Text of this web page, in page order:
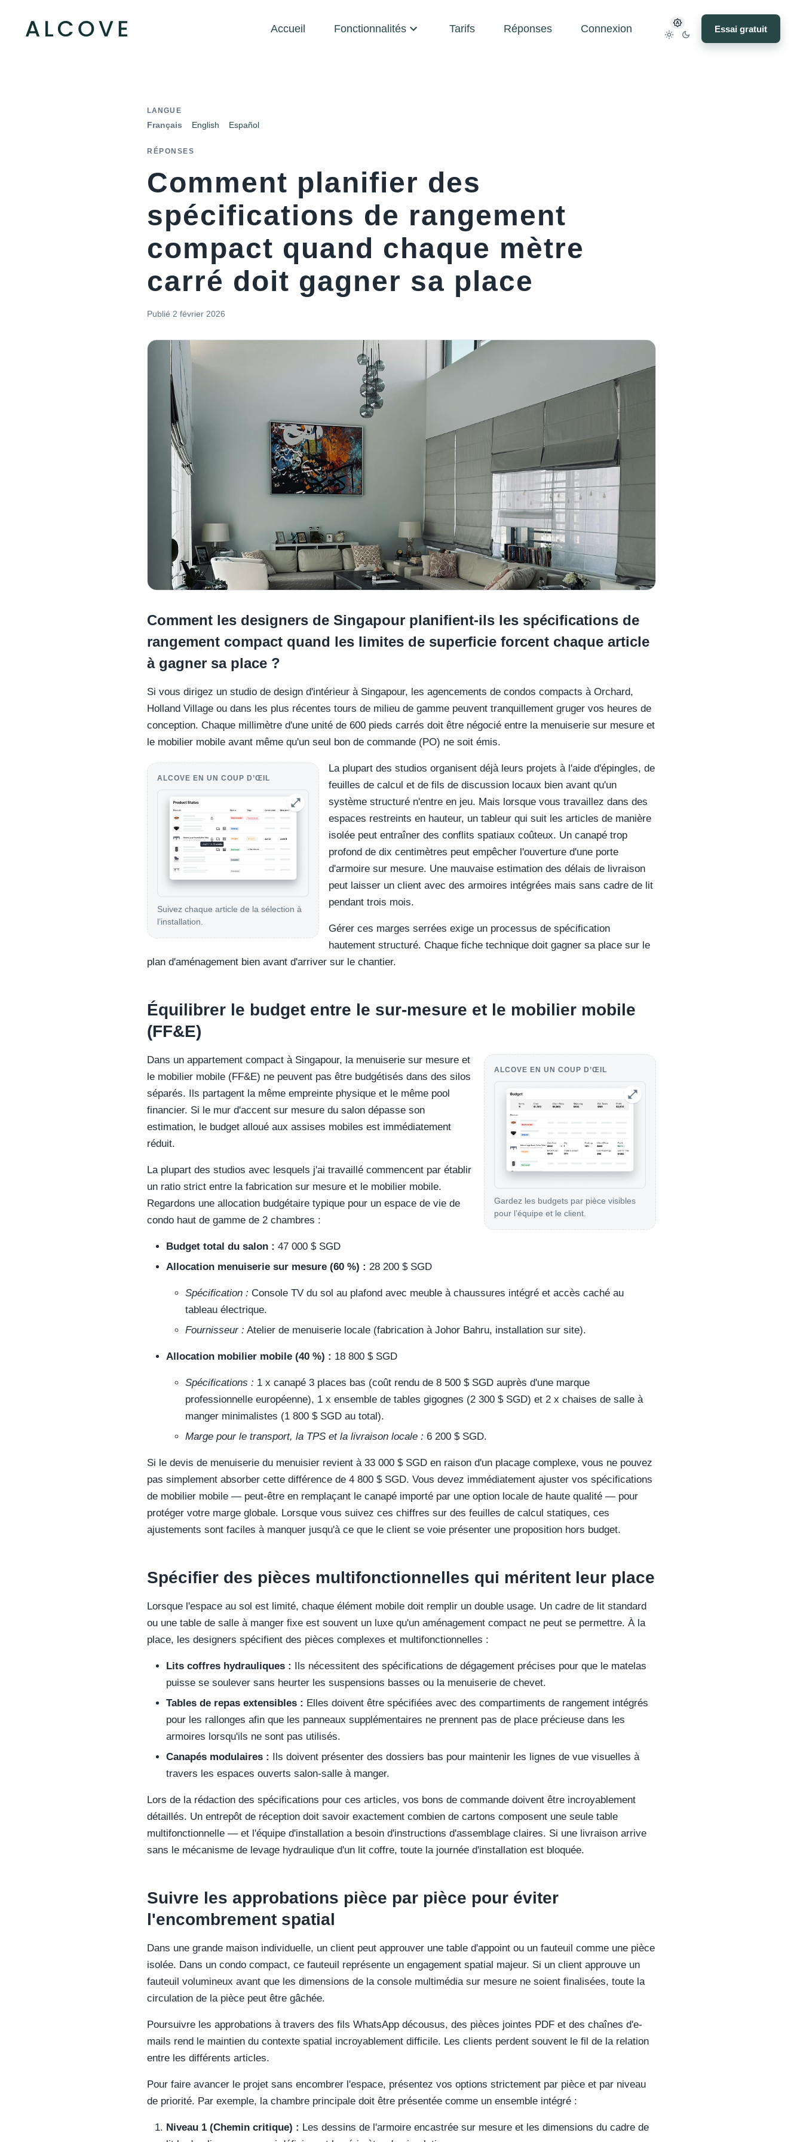
Accueil Fonctionnalités Tarifs Réponses Connexion Essai gratuit
LANGUE
Français English Español
RÉPONSES
Comment planifier des
spécifications de rangement
compact quand chaque mètre
carré doit gagner sa place
Publié 2 février 2026
Comment les designers de Singapour planifient-ils les spécifications de
rangement compact quand les limites de superficie forcent chaque article
à gagner sa place ?
Si vous dirigez un studio de design d'intérieur à Singapour, les agencements de condos compacts à Orchard,
Holland Village ou dans les plus récentes tours de milieu de gamme peuvent tranquillement gruger vos heures de
conception. Chaque millimètre d'une unité de 600 pieds carrés doit être négocié entre la menuiserie sur mesure et
le mobilier mobile avant même qu'un seul bon de commande (PO) ne soit émis.
ALCOVE EN UN COUP D’ŒIL
Suivez chaque article de la sélection à
l’installation.
La plupart des studios organisent déjà leurs projets à l'aide d'épingles, de
feuilles de calcul et de fils de discussion locaux bien avant qu'un
système structuré n'entre en jeu. Mais lorsque vous travaillez dans des
espaces restreints en hauteur, un tableur qui suit les articles de manière
isolée peut entraîner des conflits spatiaux coûteux. Un canapé trop
profond de dix centimètres peut empêcher l'ouverture d'une porte
d'armoire sur mesure. Une mauvaise estimation des délais de livraison
peut laisser un client avec des armoires intégrées mais sans cadre de lit
pendant trois mois.
Gérer ces marges serrées exige un processus de spécification
hautement structuré. Chaque fiche technique doit gagner sa place sur le
plan d'aménagement bien avant d'arriver sur le chantier.
Équilibrer le budget entre le sur-mesure et le mobilier mobile
(FF&E)
ALCOVE EN UN COUP D’ŒIL
Gardez les budgets par pièce visibles
pour l’équipe et le client.
Dans un appartement compact à Singapour, la menuiserie sur mesure et
le mobilier mobile (FF&E) ne peuvent pas être budgétisés dans des silos
séparés. Ils partagent la même empreinte physique et le même pool
financier. Si le mur d'accent sur mesure du salon dépasse son
estimation, le budget alloué aux assises mobiles est immédiatement
réduit.
La plupart des studios avec lesquels j'ai travaillé commencent par établir
un ratio strict entre la fabrication sur mesure et le mobilier mobile.
Regardons une allocation budgétaire typique pour un espace de vie de
condo haut de gamme de 2 chambres :
Budget total du salon : 47 000 $ SGD
Allocation menuiserie sur mesure (60 %) : 28 200 $ SGD
Spécification : Console TV du sol au plafond avec meuble à chaussures intégré et accès caché au
tableau électrique.
Fournisseur : Atelier de menuiserie locale (fabrication à Johor Bahru, installation sur site).
Allocation mobilier mobile (40 %) : 18 800 $ SGD
Spécifications : 1 x canapé 3 places bas (coût rendu de 8 500 $ SGD auprès d'une marque
professionnelle européenne), 1 x ensemble de tables gigognes (2 300 $ SGD) et 2 x chaises de salle à
manger minimalistes (1 800 $ SGD au total).
Marge pour le transport, la TPS et la livraison locale : 6 200 $ SGD.
Si le devis de menuiserie du menuisier revient à 33 000 $ SGD en raison d'un placage complexe, vous ne pouvez
pas simplement absorber cette différence de 4 800 $ SGD. Vous devez immédiatement ajuster vos spécifications
de mobilier mobile — peut-être en remplaçant le canapé importé par une option locale de haute qualité — pour
protéger votre marge globale. Lorsque vous suivez ces chiffres sur des feuilles de calcul statiques, ces
ajustements sont faciles à manquer jusqu'à ce que le client se voie présenter une proposition hors budget.
Spécifier des pièces multifonctionnelles qui méritent leur place
Lorsque l'espace au sol est limité, chaque élément mobile doit remplir un double usage. Un cadre de lit standard
ou une table de salle à manger fixe est souvent un luxe qu'un aménagement compact ne peut se permettre. À la
place, les designers spécifient des pièces complexes et multifonctionnelles :
Lits coffres hydrauliques : Ils nécessitent des spécifications de dégagement précises pour que le matelas
puisse se soulever sans heurter les suspensions basses ou la menuiserie de chevet.
Tables de repas extensibles : Elles doivent être spécifiées avec des compartiments de rangement intégrés
pour les rallonges afin que les panneaux supplémentaires ne prennent pas de place précieuse dans les
armoires lorsqu'ils ne sont pas utilisés.
Canapés modulaires : Ils doivent présenter des dossiers bas pour maintenir les lignes de vue visuelles à
travers les espaces ouverts salon-salle à manger.
Lors de la rédaction des spécifications pour ces articles, vos bons de commande doivent être incroyablement
détaillés. Un entrepôt de réception doit savoir exactement combien de cartons composent une seule table
multifonctionnelle — et l'équipe d'installation a besoin d'instructions d'assemblage claires. Si une livraison arrive
sans le mécanisme de levage hydraulique d'un lit coffre, toute la journée d'installation est bloquée.
Suivre les approbations pièce par pièce pour éviter
l'encombrement spatial
Dans une grande maison individuelle, un client peut approuver une table d'appoint ou un fauteuil comme une pièce
isolée. Dans un condo compact, ce fauteuil représente un engagement spatial majeur. Si un client approuve un
fauteuil volumineux avant que les dimensions de la console multimédia sur mesure ne soient finalisées, toute la
circulation de la pièce peut être gâchée.
Poursuivre les approbations à travers des fils WhatsApp décousus, des pièces jointes PDF et des chaînes d'e-
mails rend le maintien du contexte spatial incroyablement difficile. Les clients perdent souvent le fil de la relation
entre les différents articles.
Pour faire avancer le projet sans encombrer l'espace, présentez vos options strictement par pièce et par niveau
de priorité. Par exemple, la chambre principale doit être présentée comme un ensemble intégré :
Niveau 1 (Chemin critique) : Les dessins de l'armoire encastrée sur mesure et les dimensions du cadre de